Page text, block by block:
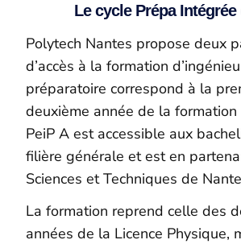
Le cycle Prépa Intégrée
Polytech Nantes propose deux
d’accès à la formation
préparatoire correspond à la
deuxième année de la formation
PeiP A est accessible aux
filière générale et est en
Sciences et Techniques de
La formation reprend celle des
années de la Licence Physique,